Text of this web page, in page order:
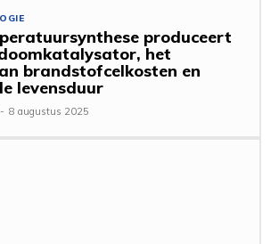
produceert
het
brandstofcelkosten en
levensduur
- 8 augustus 2025